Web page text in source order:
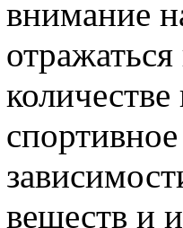
внимание
веществ и